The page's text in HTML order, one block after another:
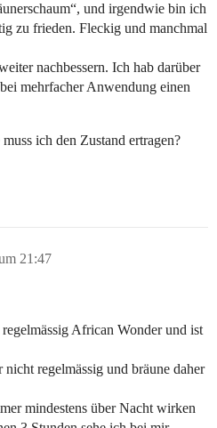
und irgendwie bin ich
zu frieden. Fleckig und manchmal
nachbessern. Ich hab darüber
mehrfacher Anwendung einen
ich den Zustand ertragen?
21:47
African Wonder und ist
nicht regelmässig und bräune daher
mindestens über Nacht wirken